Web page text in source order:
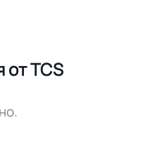
TCS